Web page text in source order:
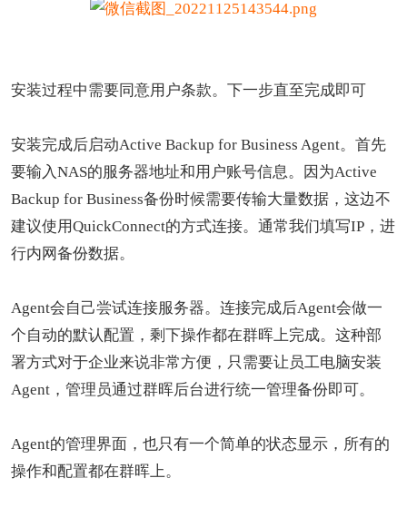
安装过程中需要同意用户条款。下一步直至完成即可
安装完成后启动Active Backup for Business Agent。首先
要输入NAS的服务器地址和用户账号信息。因为Active
Backup for Business备份时候需要传输大量数据，这边不
建议使用QuickConnect的方式连接。通常我们填写IP，进
行内网备份数据。
Agent会自己尝试连接服务器。连接完成后Agent会做一
个自动的默认配置，剩下操作都在群晖上完成。这种部
署方式对于企业来说非常方便，只需要让员工电脑安装
Agent，管理员通过群晖后台进行统一管理备份即可。
Agent的管理界面，也只有一个简单的状态显示，所有的
操作和配置都在群晖上。